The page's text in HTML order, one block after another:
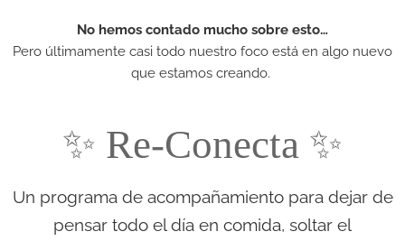
No hemos contado mucho sobre esto…
Pero últimamente casi todo nuestro foco está en algo nuevo
que estamos creando.
✨ Re‑Conecta ✨
Un programa de acompañamiento para dejar de
pensar todo el día en comida, soltar el